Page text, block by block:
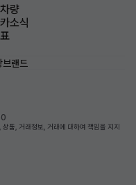
량
소식
브랜드
품, 거래정보, 거래에 대하여 책임을 지지